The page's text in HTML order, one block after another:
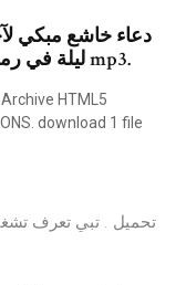
ليلة في رمضان الشيخ غسان الشوربجي أرشيف mp3.
HTML5
download 1 file
تحميل . تبي تعرف